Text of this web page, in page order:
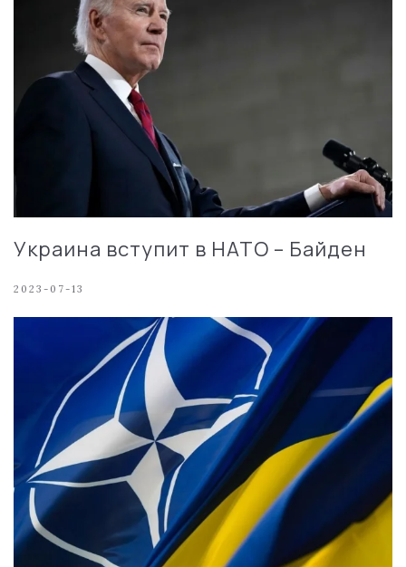
Украина вступит в НАТО – Байден
2023-07-13